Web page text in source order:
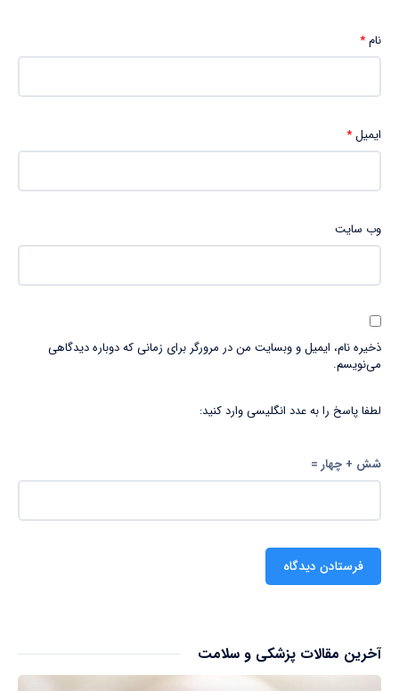
نام*
ایمیل*
وب‌ سایت
ذخیره نام، ایمیل و وبسایت من در مرورگر برای زمانی که دوباره دیدگاهی
می‌نویسم.
لطفا پاسخ را به عدد انگلیسی وارد کنید:
شش + چهار =
آخرین مقالات پزشکی و سلامت